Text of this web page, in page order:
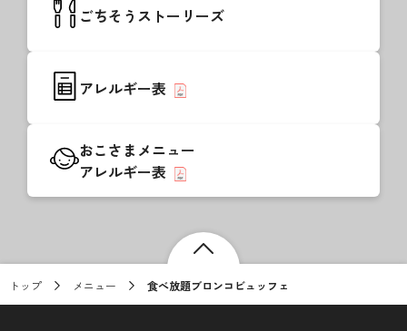
ごちそうストーリーズ
アレルギー表
おこさまメニュー
アレルギー表
トップ メニュー 食べ放題ブロンコビュッフェ